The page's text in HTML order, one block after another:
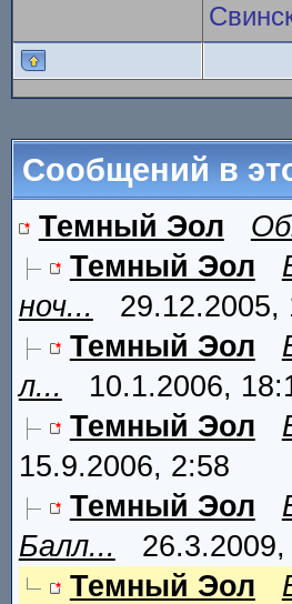
Сообщений в
Темный Эол
Темный Эол
ноч...
29.12.2005,
Темный Эол
л...
10.1.2006,
Темный Эол
15.9.2006, 2:58
Темный Эол
Балл...
Темный Эол